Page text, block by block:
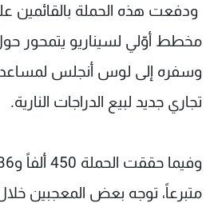
ودفعت هذه الحملة بالقائمين
مخطط أوّلي لسيناريو يتمحور
وسفره إلى لوس أنجلس
تجاري جديد لبيع الدراجات النارية.
متبرعاً، توجه بعض المعجبين خلال